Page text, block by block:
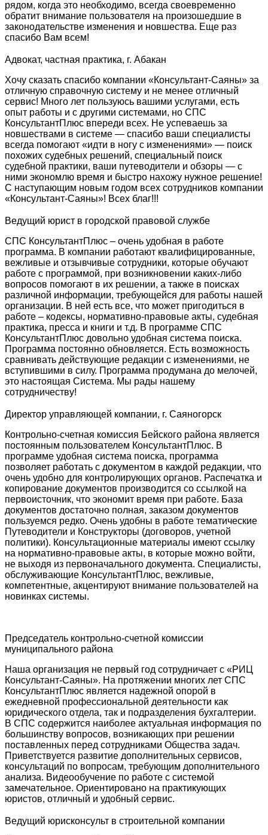
рядом, когда это необходимо, всегда своевременно
обратит внимание пользователя на произошедшие в
законодательстве изменения и новшества. Еще раз
спасибо Вам всем!
Адвокат, частная практика, г. Абакан
Хочу сказать спасибо компании «Консультант-Саяны» за
отличную справочную систему и не менее отличный
сервис! Много лет пользуюсь вашими услугами, есть
опыт работы и с другими системами, но СПС
КонсультантПлюс впереди всех. Не успеваешь за
новшествами в системе — спасибо ваши специалисты
всегда помогают «идти в ногу с изменениями» — поиск
похожих судебных решений, специальный поиск
судебной практики, ваши путеводители и обзоры — с
ними экономлю время и быстро нахожу нужное решение!
С наступающим новым годом всех сотрудников компании
«Консультант-Саяны»! Всех благ!!!
Ведущий юрист в городской правовой службе
СПС КонсультантПлюс – очень удобная в работе
программа. В компании работают квалифицированные,
вежливые и отзывчивые сотрудники, которые обучают
работе с программой, при возникновении каких-либо
вопросов помогают в их решении, а также в поисках
различной информации, требующейся для работы нашей
организации. В ней есть все, что может пригодиться в
работе – кодексы, нормативно-правовые акты, судебная
практика, пресса и книги и т.д. В программе СПС
КонсультантПлюс довольно удобная система поиска.
Программа постоянно обновляется. Есть возможность
сравнивать действующие редакции с изменениями, не
вступившими в силу. Программа продумана до мелочей,
это настоящая Система. Мы рады нашему
сотрудничеству!
Директор управляющей компании, г. Саяногорск
Контрольно-счетная комиссия Бейского района является
постоянным пользователем КонсультантПлюс. В
программе удобная система поиска, программа
позволяет работать с документом в каждой редакции, что
очень удобно для контролирующих органов. Распечатка и
копирование документов производится со ссылкой на
первоисточник, что экономит время при работе. База
документов достаточно полная, заказом документов
пользуемся редко. Очень удобны в работе тематические
Путеводители и Конструкторы (договоров, учетной
политики). Консультационные материалы имеют ссылку
на нормативно-правовые акты, в которые можно войти,
не выходя из первоначального документа. Специалисты,
обслуживающие КонсультантПлюс, вежливые,
компетентные, акцентируют внимание пользователей на
новинках системы.
Председатель контрольно-счетной комиссии
муниципального района
Наша организация не первый год сотрудничает с «РИЦ
Консультант-Саяны». На протяжении многих лет СПС
КонсультантПлюс является надежной опорой в
ежедневной профессиональной деятельности как
юридического отдела, так и подразделения бухгалтерии.
В СПС содержится наиболее актуальная информация по
большинству вопросов, возникающих при решении
поставленных перед сотрудниками Общества задач.
Приветствуется развитие дополнительных сервисов,
консультаций по вопросам, требующим дополнительного
анализа. Видеообучение по работе с системой
замечательное. Ориентировано на практикующих
юристов, отличный и удобный сервис.
Ведущий юрисконсульт в строительной компании